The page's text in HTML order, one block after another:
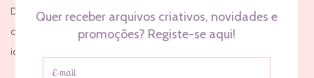
Destacam-se pela durabilidade e resistência. Na nossa
coleção de bijuterias exclusivas, vais encontrar os acessórios
ideais tanto para o uso diário como para ocasiões especiais.